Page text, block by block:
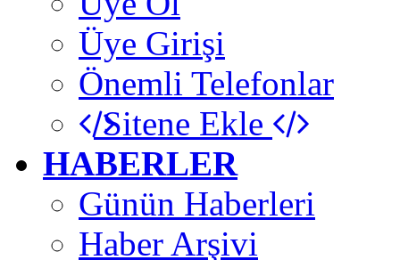
Üye Girişi
Önemli Telefonlar
Sitene Ekle
HABERLER
Günün Haberleri
Haber Arşivi